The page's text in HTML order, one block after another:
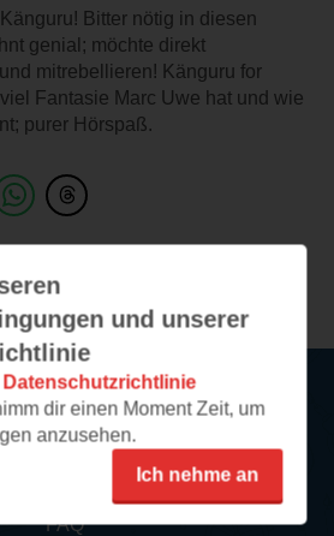
Bitter nötig in diesen
genial; möchte direkt
mitrebellieren! Känguru for
Fantasie Marc Uwe hat und wie
purer Hörspaß.
und unserer
Datenschutzrichtlinie
dir einen Moment Zeit, um
anzusehen.
Ich nehme an
Service
FAQ